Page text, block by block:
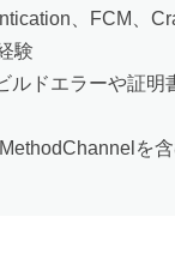
、FCM、
験
ルドエラーや証明
を